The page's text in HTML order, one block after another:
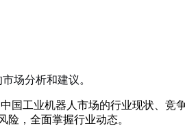
场分析和建议。
国工业机器人市场的行业现状、竞
，全面掌握行业动态。